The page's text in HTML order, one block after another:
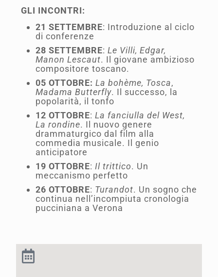
GLI INCONTRI:
21 SETTEMBRE: Introduzione al ciclo
di conferenze
28 SETTEMBRE: Le Villi, Edgar,
Manon Lescaut. Il giovane ambizioso
compositore toscano.
05 OTTOBRE: La bohème, Tosca,
Madama Butterfly. Il successo, la
popolarità, il tonfo
12 OTTOBRE: La fanciulla del West,
La rondine. Il nuovo genere
drammaturgico dal film alla
commedia musicale. Il genio
anticipatore
19 OTTOBRE: Il trittico. Un
meccanismo perfetto
26 OTTOBRE: Turandot. Un sogno che
continua nell’incompiuta cronologia
pucciniana a Verona